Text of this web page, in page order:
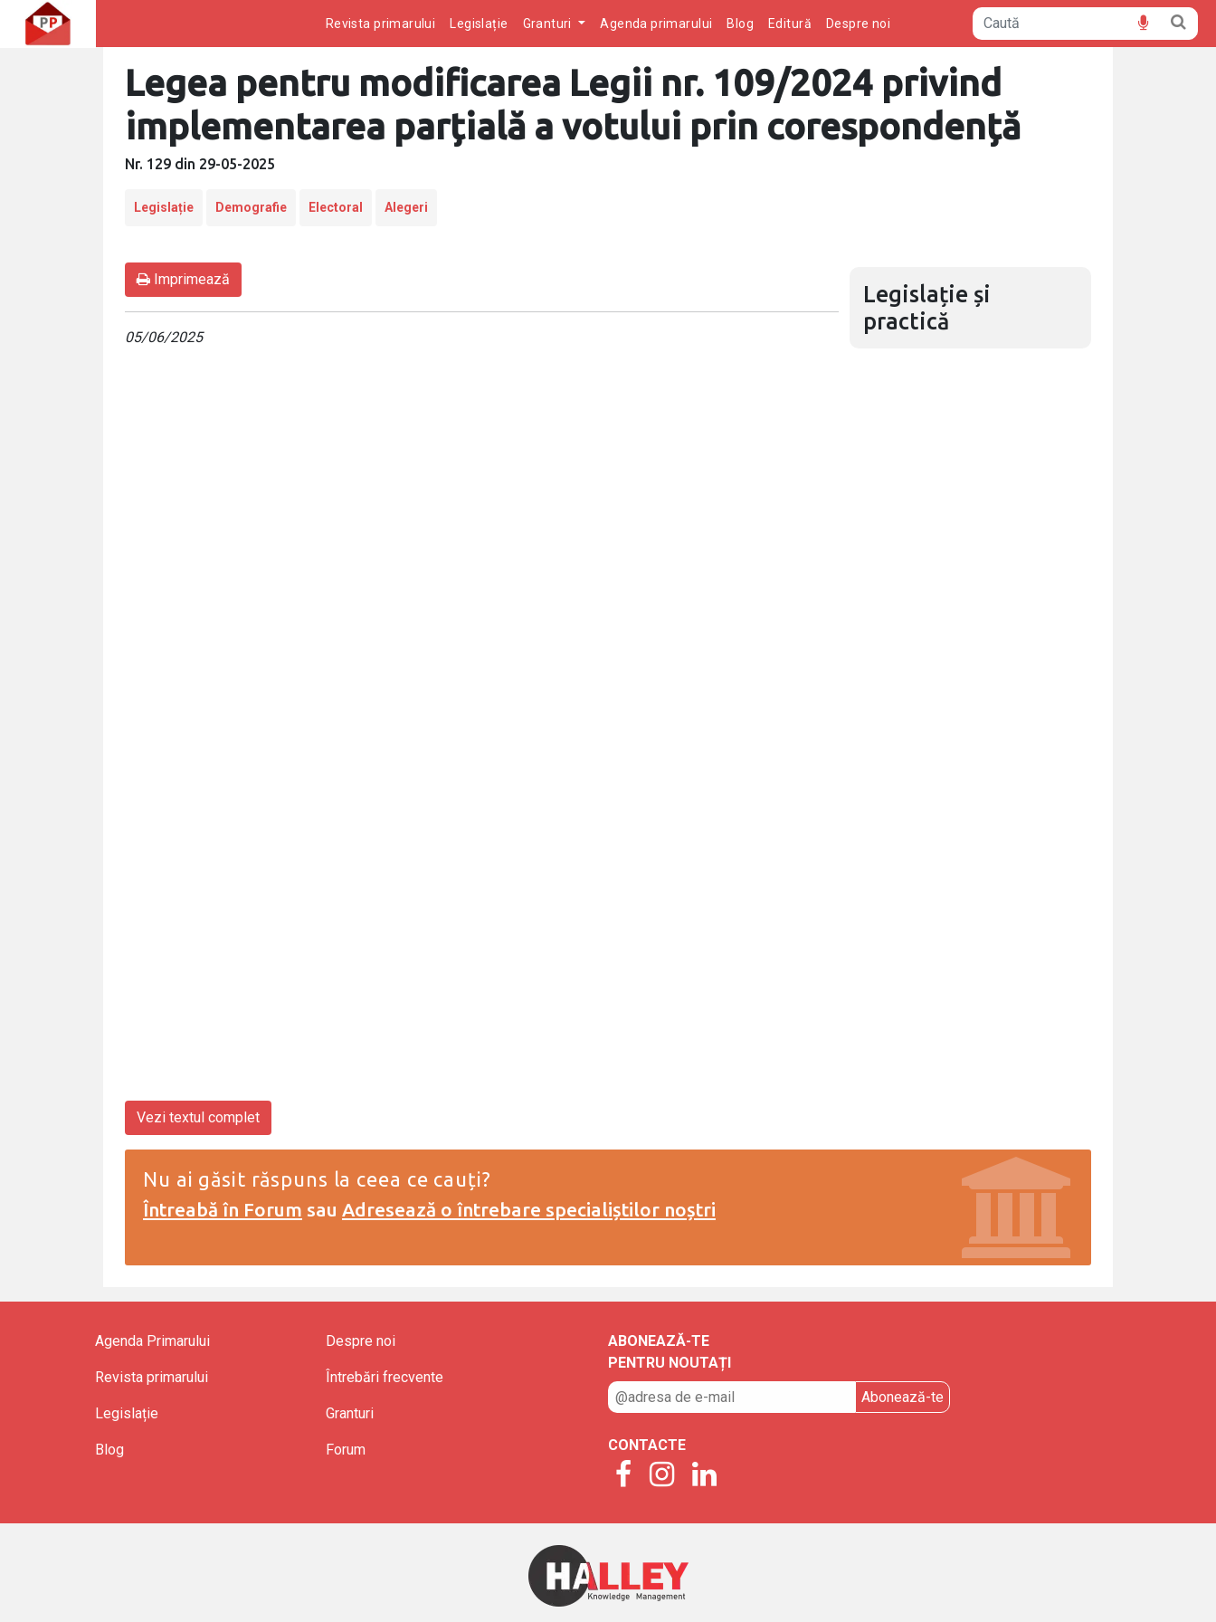
Revista primarului Legislație Granturi Agenda primarului Blog Editură Despre noi
Legea pentru modificarea Legii nr. 109/2024 privind
implementarea parțială a votului prin corespondență
Nr. 129 din 29-05-2025
Legislație Demografie Electoral Alegeri
Imprimează
05/06/2025
Legislație și
practică
Vezi textul complet
Nu ai găsit răspuns la ceea ce cauți?
Întreabă în Forum sau Adresează o întrebare specialiștilor noștri
Agenda Primarului Despre noi
Revista primarului Întrebări frecvente
Legislație Granturi
Blog Forum
ABONEAZĂ-TE
PENTRU NOUTAȚI
CONTACTE